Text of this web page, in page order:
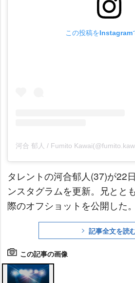
この投稿をInstagram
タレントの河合郁人(37)が22
ンスタグラムを更新。兄とと
際のオフショットを公開した。
記事全文を読
この記事の画像